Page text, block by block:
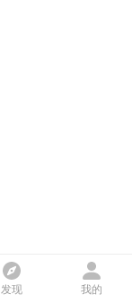
发现 我的